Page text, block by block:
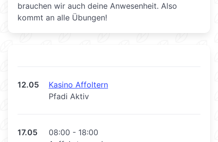
brauchen wir auch deine Anwesenheit. Also
kommt an alle Übungen!
12.05
Kasino Affoltern
Pfadi Aktiv
17.05
08:00 - 18:00